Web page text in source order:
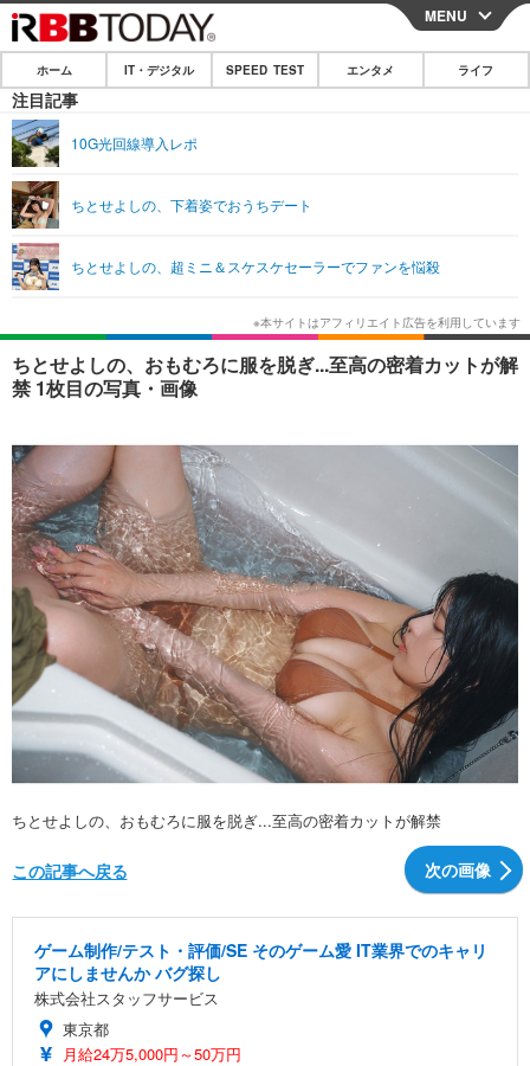
CLOSE
ホーム
IT・デジタル
ショッピング その他
SPEED TEST
エンタメ
エンタメTOP 映画・ドラマ
韓国・芸能
音楽 スポーツ
ショッピング
ライフ
ライフTOP グルメ
ペット ショッピング
リリース一覧
プッシュ通知の停止方法
MENU
ホーム IT・デジタル SPEED TEST エンタメ ライフ
注目記事
10G光回線導入レポ
ちとせよしの、下着姿でおうちデート
ちとせよしの、超ミニ＆スケスケセーラーでファンを悩殺
ちとせよしの、おもむろに服を脱ぎ...至高の密着カットが解
禁 1枚目の写真・画像
ちとせよしの、おもむろに服を脱ぎ...至高の密着カットが解禁
次の画像
この記事へ戻る
ゲーム制作/テスト・評価/SE そのゲーム愛 IT業界でのキャリ
アにしませんか バグ探し
株式会社スタッフサービス
東京都
月給24万5,000円～50万円